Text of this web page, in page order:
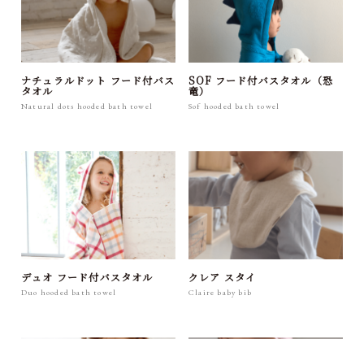
ナチュラルドット フード付バス
タオル
Natural dots hooded bath towel
SOF フード付バスタオル（恐
竜）
Sof hooded bath towel
デュオ フード付バスタオル
Duo hooded bath towel
クレア スタイ
Claire baby bib